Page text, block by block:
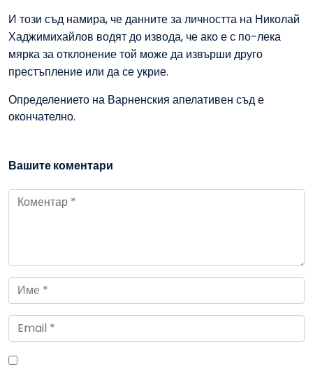
И този съд намира, че данните за личността на Николай
Хаджимихайлов водят до извода, че ако е с по-лека
мярка за отклонение той може да извърши друго
престъпление или да се укрие.
Определението на Варненския апелативен съд е
окончателно.
Вашите коментари